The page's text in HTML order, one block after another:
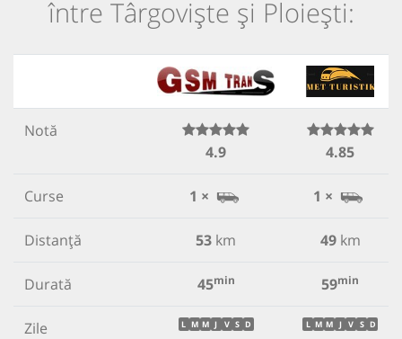
între Târgoviște și Ploiești:
Notă
4.9
4.85
Curse 1 × 1 ×
Distanță 53 km 49km
Durată 45min 59min
Zile L M M J V S D L M M J V S D